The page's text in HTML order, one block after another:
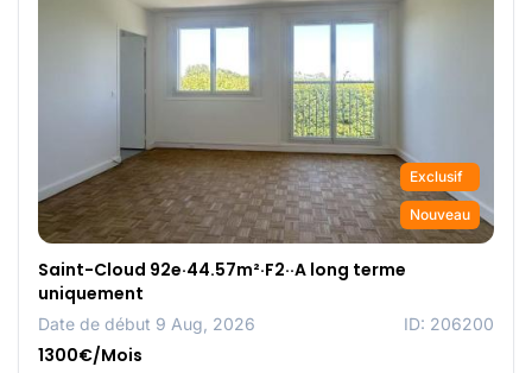
Exclusif
Nouveau
Saint-Cloud 92e·44.57m²·F2··A long terme
uniquement
Date de début 9 Aug, 2026 ID: 206200
1300€/Mois